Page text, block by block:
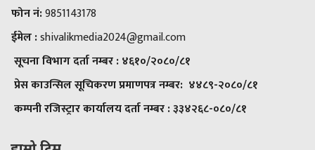
फोन नं:9851143178
ईमेल :shivalikmedia2024@gmail.com
सूचना विभाग दर्ता नम्बर :४६१०/२०८०/८१
प्रेस काउन्सिल सूचिकरण प्रमाणपत्र नम्बर: ४४८९-२०८०/८१
कम्पनी रजिस्ट्रार कार्यालय दर्ता नम्बर :३३४२६८-०८०/८१